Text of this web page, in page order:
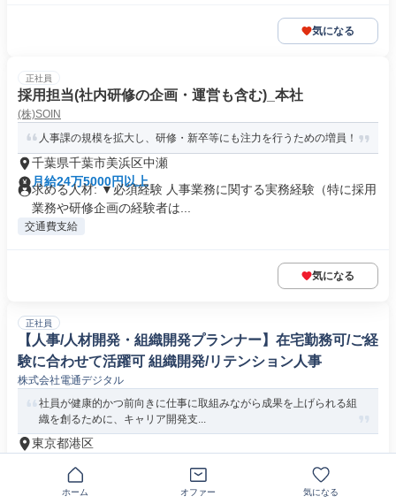
気になる
正社員
採用担当(社内研修の企画・運営も含む)_本社
(株)SOIN
人事課の規模を拡大し、研修・新卒等にも注力を行うための増員！
千葉県千葉市美浜区中瀬
月給24万5000円以上
求める人材: ▼必須経験 人事業務に関する実務経験（特に採用
業務や研修企画の経験者は...
交通費支給
気になる
正社員
【人事/人材開発・組織開発プランナー】在宅勤務可/ご経
験に合わせて活躍可 組織開発/リテンション人事
株式会社電通デジタル
社員が健康的かつ前向きに仕事に取組みながら成果を上げられる組
織を創るために、キャリア開発支...
東京都港区
必要な経験・能力等 【必須】■研修企画や組織開発に関する実
務3年以上■企画を担える提案...
ホーム オファー 気になる